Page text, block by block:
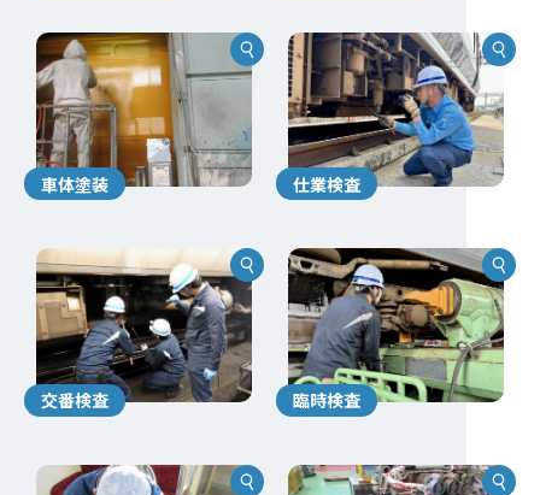
車体塗装 仕業検査
交番検査 臨時検査